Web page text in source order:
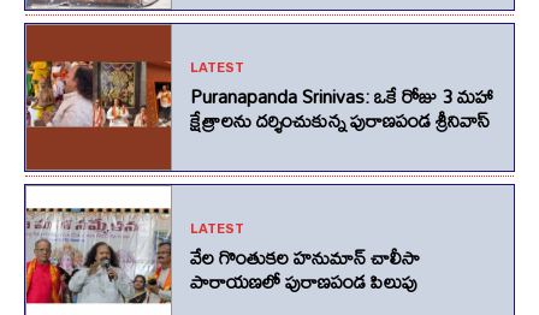
LATEST
Puranapanda Srinivas: ఒకే రోజు 3 మహా
క్షేత్రాలను దర్శించుకున్న పురాణపండ శ్రీనివాస్
LATEST
వేల గొంతుకల హనుమాన్ చాలీసా
పారాయణలో పురాణపండ పిలుపు